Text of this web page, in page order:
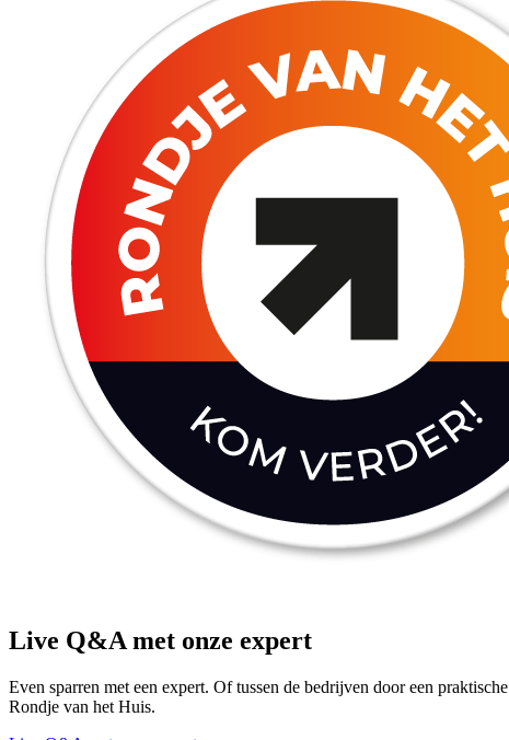
Live Q&A met onze expert
Even sparren met een expert. Of tussen de bedrijven door een
Rondje van het Huis.